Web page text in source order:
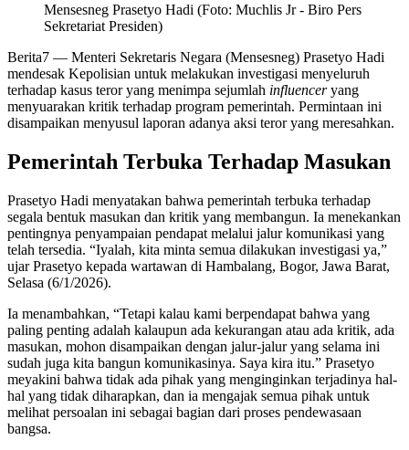
Mensesneg Prasetyo Hadi (Foto: Muchlis Jr - Biro Pers
Sekretariat Presiden)
Berita7 — Menteri Sekretaris Negara (Mensesneg) Prasetyo Hadi
mendesak Kepolisian untuk melakukan investigasi menyeluruh
terhadap kasus teror yang menimpa sejumlah influenceryang
menyuarakan kritik terhadap program pemerintah. Permintaan ini
disampaikan menyusul laporan adanya aksi teror yang meresahkan.
Pemerintah Terbuka Terhadap Masukan
Prasetyo Hadi menyatakan bahwa pemerintah terbuka terhadap
segala bentuk masukan dan kritik yang membangun. Ia menekankan
pentingnya penyampaian pendapat melalui jalur komunikasi yang
telah tersedia. “Iyalah, kita minta semua dilakukan investigasi ya,”
ujar Prasetyo kepada wartawan di Hambalang, Bogor, Jawa Barat,
Selasa (6/1/2026).
Ia menambahkan, “Tetapi kalau kami berpendapat bahwa yang
paling penting adalah kalaupun ada kekurangan atau ada kritik, ada
masukan, mohon disampaikan dengan jalur-jalur yang selama ini
sudah juga kita bangun komunikasinya. Saya kira itu.” Prasetyo
meyakini bahwa tidak ada pihak yang menginginkan terjadinya hal-
hal yang tidak diharapkan, dan ia mengajak semua pihak untuk
melihat persoalan ini sebagai bagian dari proses pendewasaan
bangsa.